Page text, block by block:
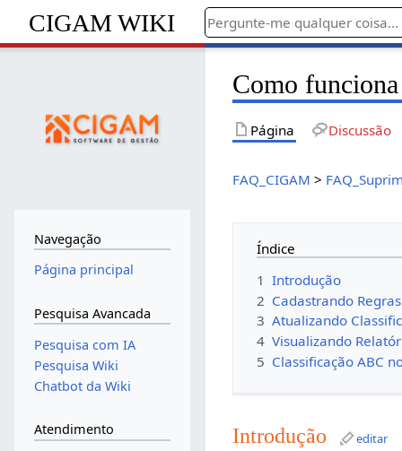
CIGAM WIKI
Como
Página Discussão
FAQ_CIGAM >
Índice
1 Introdução
2 Cadastrando
3 Atualizando
4 Visualizando
5 Classificação ABC
Introdução editar
Navegação
Página principal
Pesquisa Avancada
Pesquisa com IA
Pesquisa Wiki
Chatbot da Wiki
Atendimento